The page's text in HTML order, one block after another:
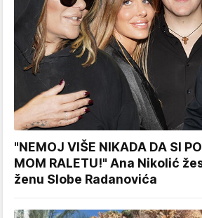
"NEMOJ VIŠE NIKADA DA SI
MOM RALETU!" Ana Nikolić
ženu Slobe Radanovića